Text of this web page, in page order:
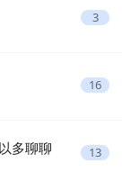
3
16
多聊聊 13